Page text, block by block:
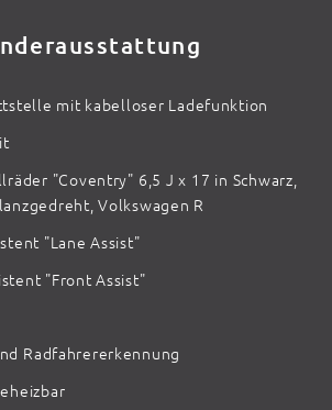
mit kabelloser Ladefunktion
"Coventry" 6,5 J x 17 in Schwarz,
Volkswagen R
"Lane Assist"
"Front Assist"
Radfahrererkennung